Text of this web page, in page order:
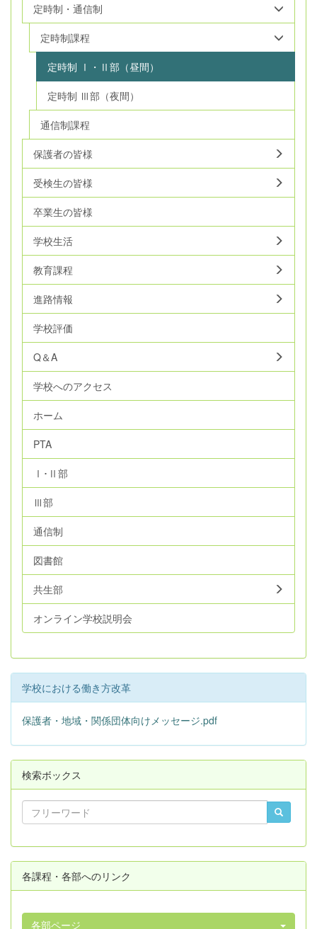
定時制・通信制
定時制課程
定時制 Ⅰ・Ⅱ部（昼間）
定時制 Ⅲ部（夜間）
通信制課程
保護者の皆様
受検生の皆様
卒業生の皆様
学校生活
教育課程
進路情報
学校評価
Q＆A
学校へのアクセス
ホーム
PTA
Ⅰ･Ⅱ部
Ⅲ部
通信制
図書館
共生部
オンライン学校説明会
学校における働き方改革
保護者・地域・関係団体向けメッセージ.pdf
検索ボックス
各課程・各部へのリンク
各部ページ